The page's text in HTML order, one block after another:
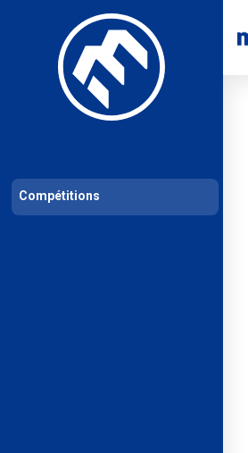
Les compétitions Calendrier de compétitions
Compétitions